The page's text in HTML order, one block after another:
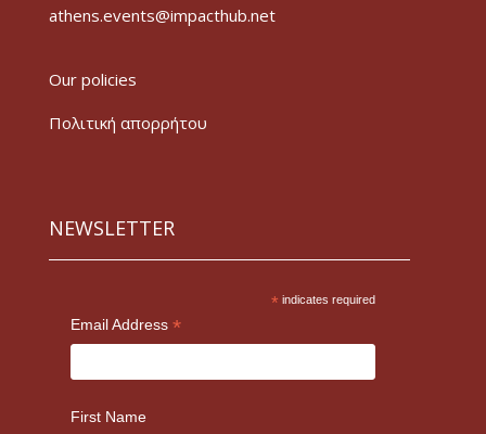
athens.events@impacthub.net
Our policies
Πολιτική απορρήτου
NEWSLETTER
* indicates required
Email Address *
First Name